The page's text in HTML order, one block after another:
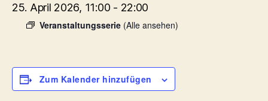
25. April 2026, 11:00 - 22:00
Veranstaltungsserie (Alle ansehen)
Zum Kalender hinzufügen